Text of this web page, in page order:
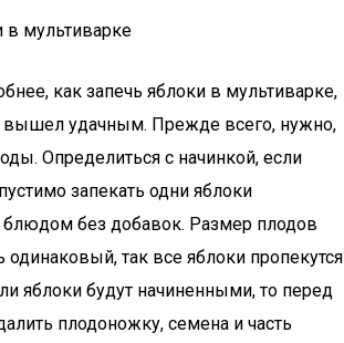
в мультиварке
как запечь яблоки в мультиварке,
вышел удачным. Прежде всего, нужно,
Определиться с начинкой, если
запекать одни яблоки
без добавок. Размер плодов
одинаковый, так все яблоки пропекутся
яблоки будут начиненными, то перед
плодоножку, семена и часть